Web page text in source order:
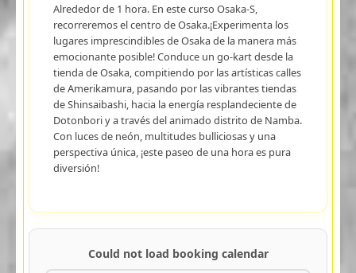
Alrededor de 1 hora. En este curso Osaka-S,
recorreremos el centro de Osaka.¡Experimenta los
lugares imprescindibles de Osaka de la manera más
emocionante posible! Conduce un go-kart desde la
tienda de Osaka, compitiendo por las artísticas calles
de Amerikamura, pasando por las vibrantes tiendas
de Shinsaibashi, hacia la energía resplandeciente de
Dotonbori y a través del animado distrito de Namba.
Con luces de neón, multitudes bulliciosas y una
perspectiva única, ¡este paseo de una hora es pura
diversión!
Could not load booking calendar